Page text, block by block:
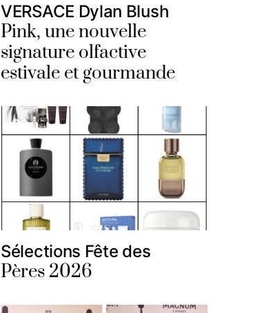
VERSACE Dylan Blush
Pink, une nouvelle
signature olfactive
estivale et gourmande
Sélections Fête des
Pères 2026